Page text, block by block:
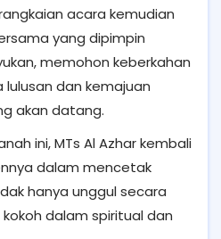
acara kemudian
yang dipimpin
memohon keberkahan
dan kemajuan
akan datang.
ini, MTs Al Azhar kembali
dalam mencetak
hanya unggul secara
dalam spiritual dan